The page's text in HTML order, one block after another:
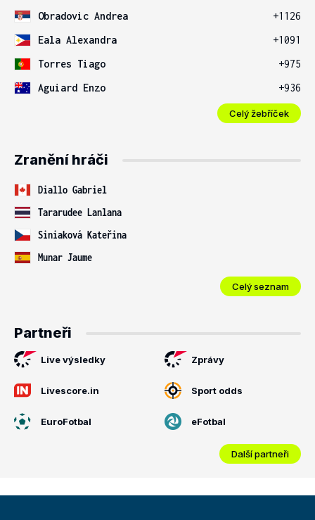
Obradovic Andrea
+1126
Eala Alexandra
+1091
Torres Tiago
+975
Aguiard Enzo
+936
Celý žebříček
Zranění hráči
Diallo Gabriel
Tararudee Lanlana
Siniaková Kateřina
Munar Jaume
Celý seznam
Partneři
Live výsledky Zprávy
Livescore.in Sport odds
EuroFotbal eFotbal
Další partneři